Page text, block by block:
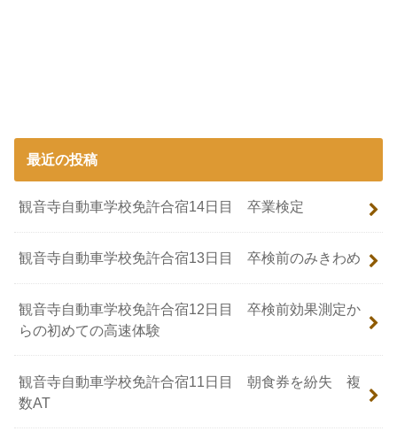
最近の投稿
観音寺自動車学校免許合宿14日目 卒業検定
観音寺自動車学校免許合宿13日目 卒検前のみきわめ
観音寺自動車学校免許合宿12日目 卒検前効果測定か
らの初めての高速体験
観音寺自動車学校免許合宿11日目 朝食券を紛失 複
数AT